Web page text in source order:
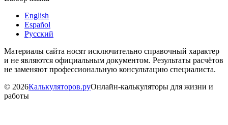
English
Español
Русский
Материалы сайта носят исключительно справочный характер
и не являются официальным документом. Результаты расчётов
не заменяют профессиональную консультацию специалиста.
© 2026Калькуляторов.руОнлайн-калькуляторы для жизни и
работы